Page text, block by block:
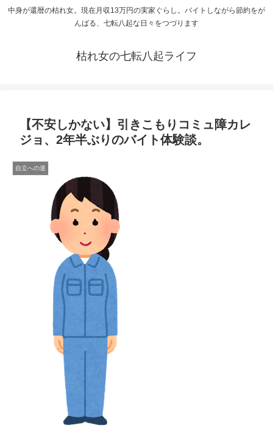
中身が還暦の枯れ女。現在月収13万円の実家ぐらし。バイトしながら節約をが
んばる、七転八起な日々をつづります
枯れ女の七転八起ライフ
【不安しかない】引きこもりコミュ障カレ
ジョ、2年半ぶりのバイト体験談。
自立への道